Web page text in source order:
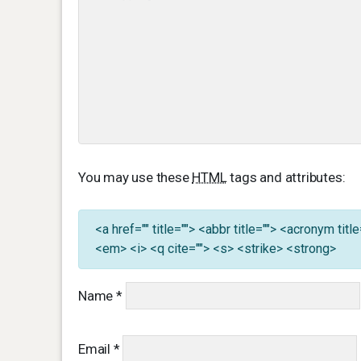
You may use these HTML tags and attributes:
<a href="" title=""> <abbr title=""> <acronym
<em> <i> <q cite=""> <s> <strike> <strong>
Name *
Email *